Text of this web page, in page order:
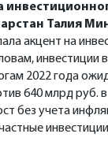
Талия
акцент на
инвестиции
2022 года
640 млрд руб.
без учета